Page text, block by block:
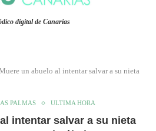
digital de Canarias
un abuelo al intentar salvar a su nieta
PALMAS ULTIMA HORA
intentar salvar a su nieta